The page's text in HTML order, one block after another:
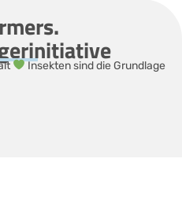
Insekten sind die Grundlage